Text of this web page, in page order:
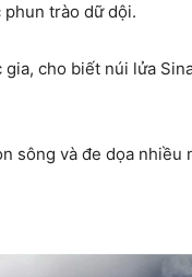
trào dữ dội.
cho biết núi lửa
sông và đe dọa nhiều